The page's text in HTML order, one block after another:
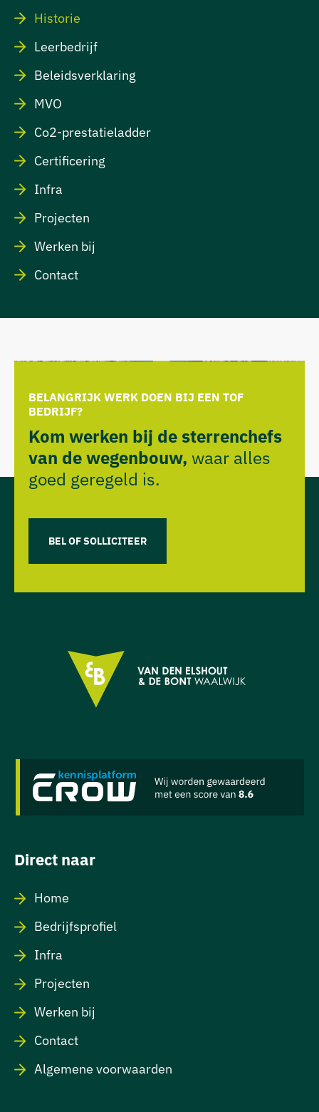
Historie
Leerbedrijf
Beleidsverklaring
MVO
Co2-prestatieladder
Certificering
Infra
Projecten
Werken bij
Contact
BELANGRIJK WERK DOEN BIJ EEN TOF
BEDRIJF?
Kom werken bij de sterrenchefs
van de wegenbouw, waar alles
goed geregeld is.
BEL OF SOLLICITEER
Direct naar
Home
Bedrijfsprofiel
Infra
Projecten
Werken bij
Contact
Algemene voorwaarden